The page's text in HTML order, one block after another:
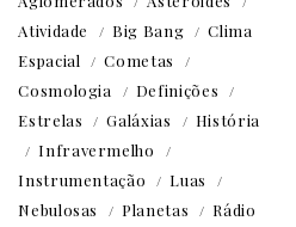
Atividade
Big Bang
Clima
Espacial
Cometas
Cosmologia
Definições
Estrelas
Galáxias
História
Infravermelho
Instrumentação
Luas
Nebulosas
Planetas
Rádio